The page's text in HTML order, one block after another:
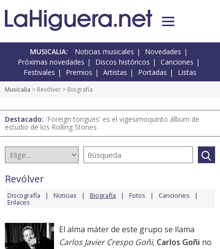
MUSICALIA: Noticias musicales
Novedades
Próximas novedades
Discos históricos
Canciones
Festivales
Premios Artistas Portadas Listas
Musicalia > Revólver > Biografía
Destacado: 'Foreign tongues' es el vigesimoquinto álbum de
estudio de los Rolling Stones
Revólver
Discografía Noticias Biografía Fotos Canciones
Enlaces
El alma máter de este grupo se llama
Carlos Javier Crespo Goñi, Carlos Goñi no